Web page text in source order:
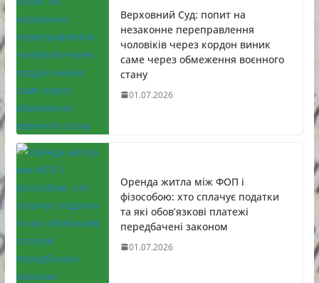
Верховний Суд: попит на
незаконне переправлення
чоловіків через кордон виник
саме через обмеження воєнного
стану
01.07.2026
Оренда житла між ФОП і
фізособою: хто сплачує податки
та які обов’язкові платежі
передбачені законом
01.07.2026